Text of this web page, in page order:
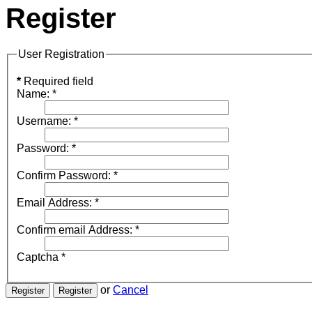
Register
User Registration
* Required field
Name: *
Username: *
Password: *
Confirm Password: *
Email Address: *
Confirm email Address: *
Captcha *
or Cancel